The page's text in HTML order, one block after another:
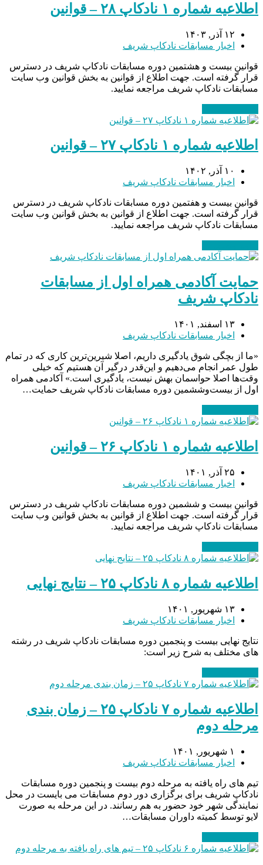
اطلاعیه شماره ۱ نادکاپ ۲٨ – قوانین
۱۲ آذر, ۱۴۰۳
اخبار مسابقات نادکاپ شریف
قوانین بیست و هشتمین دوره مسابقات نادکاپ شریف در دسترس
قرار گرفته است. جهت اطلاع از قوانین به بخش قوانین وب سایت
مسابقات نادکاپ شریف مراجعه نمایید.
اطلاعیه شماره ۱ نادکاپ ۲۷ – قوانین
۱۰ آذر, ۱۴۰۲
اخبار مسابقات نادکاپ شریف
قوانین بیست و هفتمین دوره مسابقات نادکاپ شریف در دسترس
قرار گرفته است. جهت اطلاع از قوانین به بخش قوانین وب سایت
مسابقات نادکاپ شریف مراجعه نمایید.
حمایت آکادمی همراه اول از مسابقات
نادکاپ شریف
۱۳ اسفند, ۱۴۰۱
اخبار مسابقات نادکاپ شریف
«ما از بچگی شوق یادگیری داریم، اصلا شیرین‌ترین کاری که در تمام
طول عمر انجام می‌دهیم و این‌قدر درگیر آن هستیم که خیلی
وقت‌ها اصلا حواسمان بهش نیست، یادگیری است.» آکادمی همراه
اول از بیست‌وششمین دوره مسابقات نادکاپ شریف حمایت…
اطلاعیه شماره ۱ نادکاپ ۲۶ – قوانین
۲۵ آذر, ۱۴۰۱
اخبار مسابقات نادکاپ شریف
قوانین بیست و ششمین دوره مسابقات نادکاپ شریف در دسترس
قرار گرفته است. جهت اطلاع از قوانین به بخش قوانین وب سایت
مسابقات نادکاپ شریف مراجعه نمایید.
اطلاعیه شماره ۸ نادکاپ ۲۵ – نتایج نهایی
۱۳ شهریور, ۱۴۰۱
اخبار مسابقات نادکاپ شریف
نتایج نهایی بیست و پنجمین دوره مسابقات نادکاپ شریف در رشته
های مختلف به شرح زیر است:
اطلاعیه شماره ۷ نادکاپ ۲۵ – زمان بندی
مرحله دوم
۱ شهریور, ۱۴۰۱
اخبار مسابقات نادکاپ شریف
تیم های راه یافته به مرحله دوم بیست و پنجمین دوره مسابقات
نادکاپ شریف برای برگزاری دور دوم مسابقات می بایست در محل
نمایندگی شهر خود حضور به هم رسانند. در این مرحله به صورت
لایو توسط کمیته داوران مسابقات…